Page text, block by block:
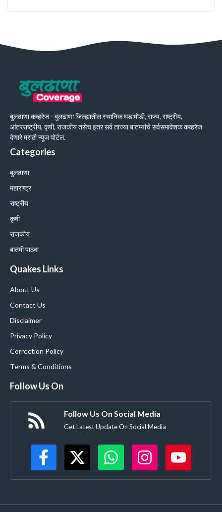
बुलढाणा कव्हरेज - बुलढाणा जिल्ह्यातील स्थानिक घडामोडी, राज्य, राष्ट्रीय,
आंतरराष्ट्रीय, कृषी, राजकीय तसेच इतर सर्व ताज्या बातम्यांचे सर्वसमावेशक कव्हरेज
देणारे मराठी न्यूज पोर्टल.
Categories
बुलढाणा
महाराष्ट्र
राष्ट्रीय
कृषी
राजकीय
बातमी पाठवा
Quakes Links
About Us
Contact Us
Disclaimer
Privacy Policy
Correction Policy
Terms & Conditions
Follow Us On
Follow Us On Social Media
Get Latest Update On Social Media